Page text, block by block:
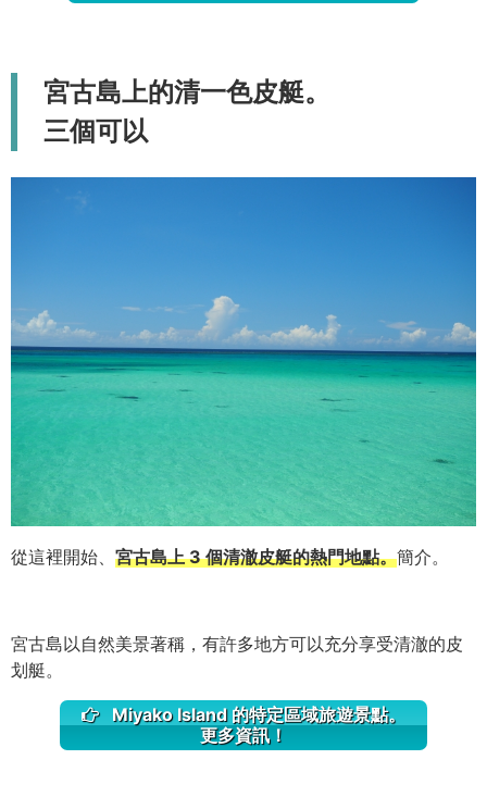
宮古島上的清一色皮艇。
三個可以
從這裡開始、 宮古島上 3 個清澈皮艇的熱門地點。簡介。
宮古島以自然美景著稱，有許多地方可以充分享受清澈的皮
划艇。
Miyako Island 的特定區域旅遊景點。
更多資訊！